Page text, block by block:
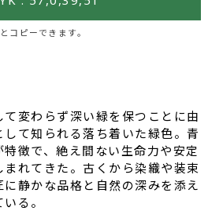
コピーできます。
変わらず深い緑を保つことに由
て知られる落ち着いた緑色。青
徴で、絶え間ない生命力や安定
れてきた。古くから染織や装束
静かな品格と自然の深みを添え
る。